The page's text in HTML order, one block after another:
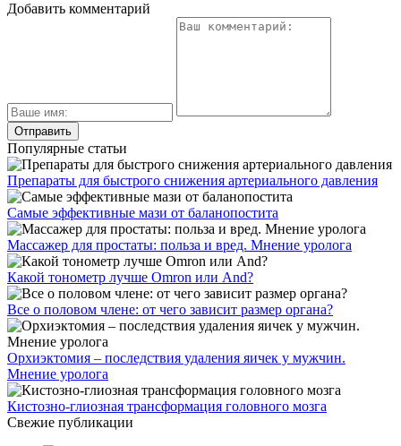
Добавить комментарий
Популярные статьи
Препараты для быстрого снижения артериального давления
Самые эффективные мази от баланопостита
Массажер для простаты: польза и вред. Мнение уролога
Какой тонометр лучше Omron или And?
Все о половом члене: от чего зависит размер органа?
Орхиэктомия – последствия удаления яичек у мужчин.
Мнение уролога
Кистозно-глиозная трансформация головного мозга
Свежие публикации